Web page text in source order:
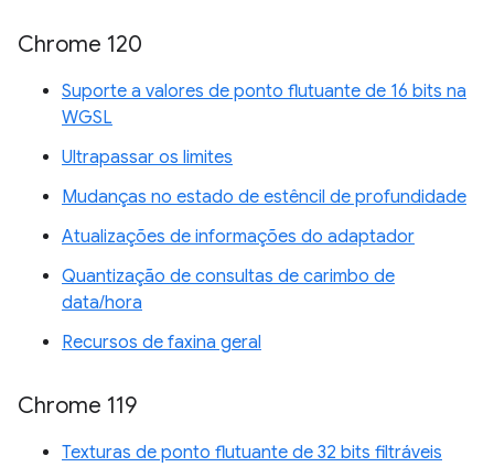
Chrome 120
Suporte a valores de ponto flutuante de 16 bits na
WGSL
Ultrapassar os limites
Mudanças no estado de estêncil de profundidade
Atualizações de informações do adaptador
Quantização de consultas de carimbo de
data/hora
Recursos de faxina geral
Chrome 119
Texturas de ponto flutuante de 32 bits filtráveis